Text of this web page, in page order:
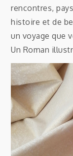
rencontres,
histoire et de
un voyage que
Un Roman